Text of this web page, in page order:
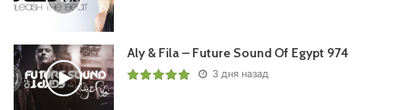
Aly & Fila – Future Sound Of Egypt 974
3 дня назад